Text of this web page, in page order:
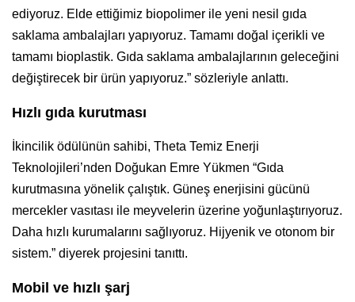
ediyoruz. Elde ettiğimiz biopolimer ile yeni nesil gıda
saklama ambalajları yapıyoruz. Tamamı doğal içerikli ve
tamamı bioplastik. Gıda saklama ambalajlarının geleceğini
değiştirecek bir ürün yapıyoruz.” sözleriyle anlattı.
Hızlı gıda kurutması
İkincilik ödülünün sahibi, Theta Temiz Enerji
Teknolojileri’nden Doğukan Emre Yükmen “Gıda
kurutmasına yönelik çalıştık. Güneş enerjisini gücünü
mercekler vasıtası ile meyvelerin üzerine yoğunlaştırıyoruz.
Daha hızlı kurumalarını sağlıyoruz. Hijyenik ve otonom bir
sistem.” diyerek projesini tanıttı.
Mobil ve hızlı şarj